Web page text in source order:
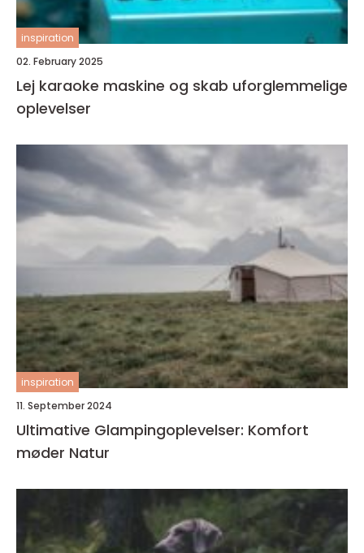
inspiration
02. February 2025
Lej karaoke maskine og skab uforglemmelige
oplevelser
inspiration
11. September 2024
Ultimative Glampingoplevelser: Komfort
møder Natur